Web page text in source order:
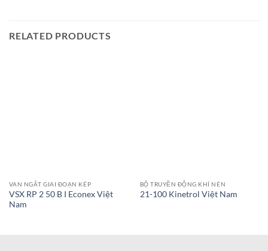
RELATED PRODUCTS
VAN NGẮT GIAI ĐOẠN KÉP
VSX RP 2 50 B I Econex Việt
Nam
BỘ TRUYỀN ĐỘNG KHÍ NÉN
21-100 Kinetrol Việt Nam